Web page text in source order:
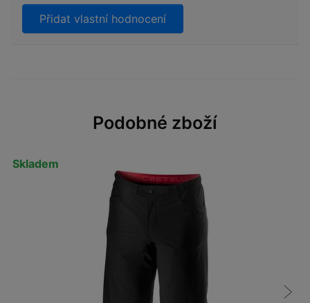
Přidat vlastní hodnocení
Podobné zboží
Skladem